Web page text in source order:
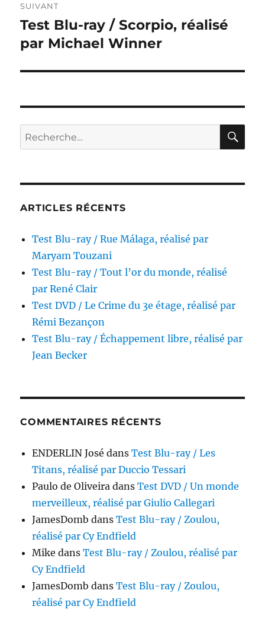
SUIVANT
Publication
suivante :
Test Blu-ray / Scorpio, réalisé
par Michael Winner
Recherche
pour :
ARTICLES RÉCENTS
Test Blu-ray / Rue Málaga, réalisé par
Maryam Touzani
Test Blu-ray / Tout l’or du monde, réalisé
par René Clair
Test DVD / Le Crime du 3e étage, réalisé par
Rémi Bezançon
Test Blu-ray / Échappement libre, réalisé par
Jean Becker
COMMENTAIRES RÉCENTS
ENDERLIN José dansTest Blu-ray / Les
Titans, réalisé par Duccio Tessari
Paulo de Oliveira dansTest DVD / Un monde
merveilleux, réalisé par Giulio Callegari
JamesDomb dansTest Blu-ray / Zoulou,
réalisé par Cy Endfield
Mike dansTest Blu-ray / Zoulou, réalisé par
Cy Endfield
JamesDomb dansTest Blu-ray / Zoulou,
réalisé par Cy Endfield